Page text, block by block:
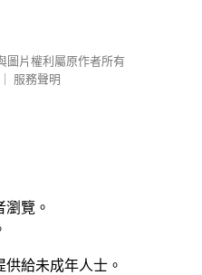
圖片權利屬原作者所有
服務聲明
覽。
給未成年人士。